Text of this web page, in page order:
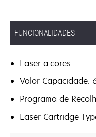
FUNCIONALIDADES
Laser a cores
Valor Capacidade:
Programa de
Laser Cartridge